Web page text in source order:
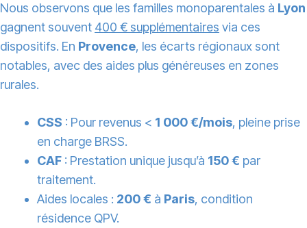
Nous observons que les familles monoparentales à Lyon
gagnent souvent 400 € supplémentaires via ces
dispositifs. En Provence, les écarts régionaux sont
notables, avec des aides plus généreuses en zones
rurales.
CSS : Pour revenus < 1 000 €/mois, pleine prise
en charge BRSS.
CAF : Prestation unique jusqu’à 150 € par
traitement.
Aides locales : 200 € à Paris, condition
résidence QPV.